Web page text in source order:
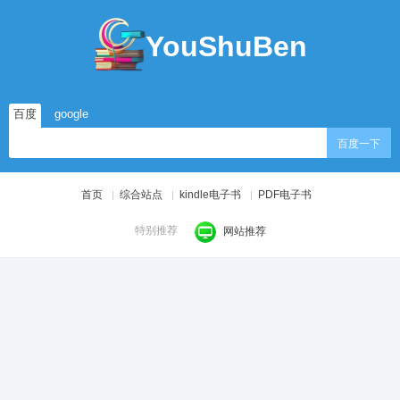
YouShuBen
百度 google
百度一下
首页 综合站点 kindle电子书 PDF电子书
特别推荐 网站推荐